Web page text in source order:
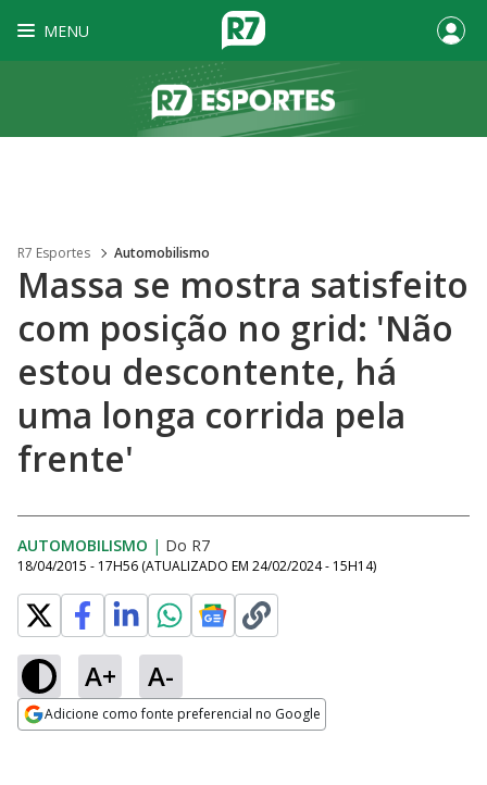
MENU
R7 Esportes Automobilismo
Massa se mostra satisfeito
com posição no grid: 'Não
estou descontente, há
uma longa corrida pela
frente'
AUTOMOBILISMO | Do R7
18/04/2015 - 17H56 (ATUALIZADO EM 24/02/2024 - 15H14)
A+ A-
Adicione como fonte preferencial no Google